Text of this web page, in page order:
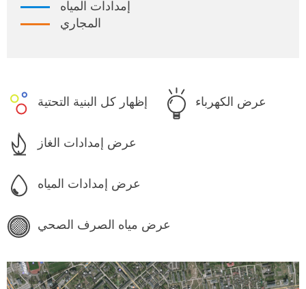
إمدادات المياه
المجاري
إظهار كل البنية التحتية عرض الكهرباء
عرض إمدادات الغاز
عرض إمدادات المياه
عرض مياه الصرف الصحي